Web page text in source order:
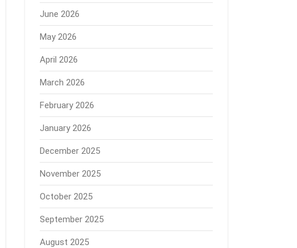
June 2026
May 2026
April 2026
March 2026
February 2026
January 2026
December 2025
November 2025
October 2025
September 2025
August 2025